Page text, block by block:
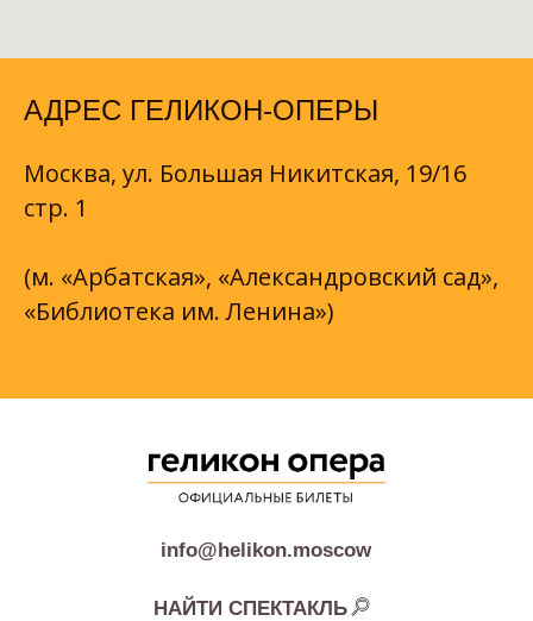
АДРЕС ГЕЛИКОН-ОПЕРЫ
Москва, ул. Большая Никитская, 19/16
стр. 1
(м. «Арбатская», «Александровский сад»,
«Библиотека им. Ленина»)
info@helikon.moscow
НАЙТИ СПЕКТАКЛЬ